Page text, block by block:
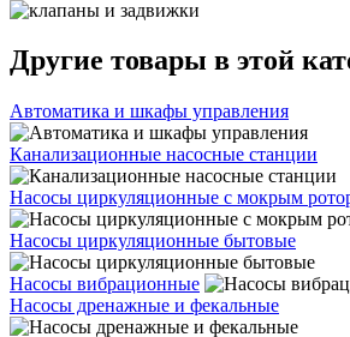
Другие товары в этой
Автоматика и шкафы управления
Канализационные насосные станции
Насосы циркуляционные с мокрым
Насосы циркуляционные бытовые
Насосы вибрационные
Насосы дренажные и фекальные